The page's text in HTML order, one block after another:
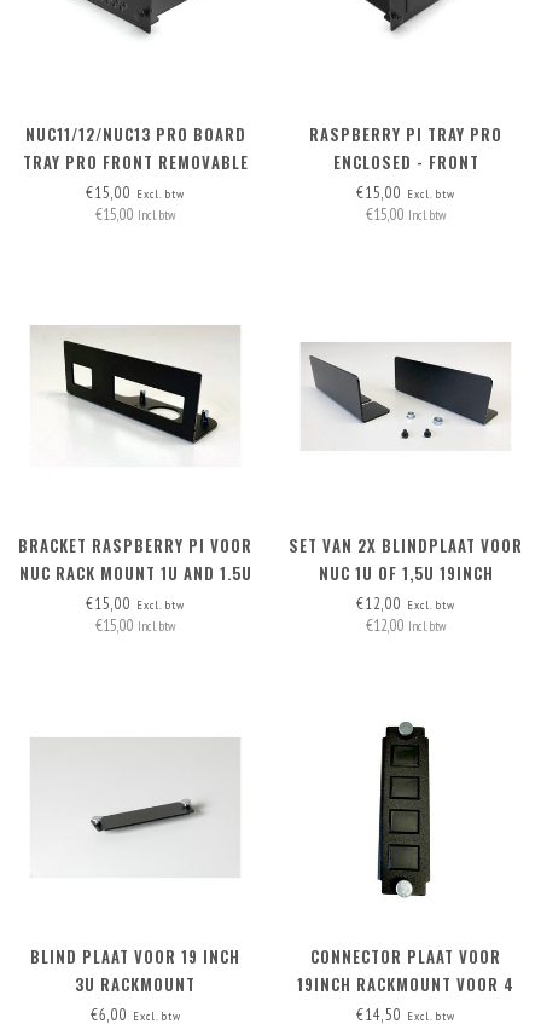
NUC11/12/NUC13 PRO BOARD
TRAY PRO FRONT REMOVABLE
€15,00 Excl. btw
€15,00 Incl. btw
RASPBERRY PI TRAY PRO
ENCLOSED - FRONT
REMOVABLE
€15,00 Excl. btw
€15,00 Incl. btw
BRACKET RASPBERRY PI VOOR
NUC RACK MOUNT 1U AND 1.5U
€15,00 Excl. btw
€15,00 Incl. btw
SET VAN 2X BLINDPLAAT VOOR
NUC 1U OF 1,5U 19INCH
RACKMOUNT
€12,00 Excl. btw
€12,00 Incl. btw
BLIND PLAAT VOOR 19 INCH
3U RACKMOUNT
€6,00 Excl. btw
CONNECTOR PLAAT VOOR
19INCH RACKMOUNT VOOR 4
CONNECTORS
€14,50 Excl. btw